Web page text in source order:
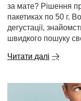
за мате? Рішення
пакетиках по 50 г.
дегустації,
швидкого пошуку
Читати далі